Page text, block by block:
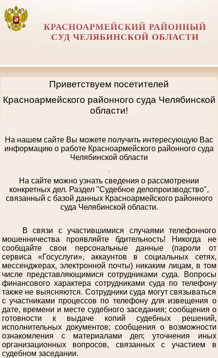
КРАСНОАРМЕЙСКИЙ РАЙОННЫЙ
СУД ЧЕЛЯБИНСКОЙ ОБЛАСТИ
Приветствуем посетителей
Красноармейского районного суда Челябинской
области!
На нашем сайте Вы можете получить интересующую Вас
информацию о работе Красноармейского районного суда
Челябинской области
На сайте можно узнать сведения о рассмотрении
конкретных дел. Раздел "Судебное делопроизводство",
связанный с базой данных Красноармейского районного
суда Челябинской области.
В связи с участившимися случаями телефонного
мошенничества проявляйте бдительность! Никогда не
сообщайте свои персональные данные (пароли от
сервиса «Госуслуги», аккаунтов в социальных сетях,
мессенджерах, электронной почты) никаким лицам, в том
числе представляющимися сотрудниками суда. Вопросы
финансового характера сотрудниками суда по телефону
также не выясняются. Сотрудники суда могут связываться
с участниками процессов по телефону для извещения о
дате, времени и месте судебного заседания; сообщения о
готовности к выдаче копий судебных решений,
исполнительных документов; сообщения о возможности
ознакомления с материалами дел; уточнения иных
организационных вопросов, связанных с участием в
судебном заседании.